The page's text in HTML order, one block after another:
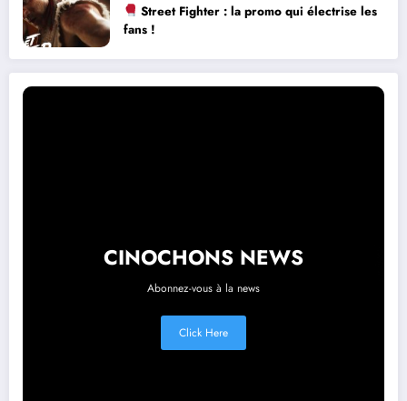
Street Fighter : la promo qui électrise les
fans !
CINOCHONS NEWS
Abonnez-vous à la news
Click Here